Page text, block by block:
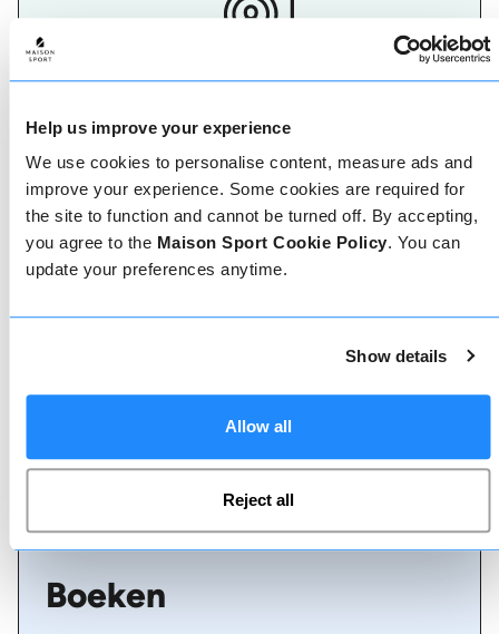
Help us improve your experience
We use cookies to personalise content, measure ads and
improve your experience. Some cookies are required for
the site to function and cannot be turned off. By accepting,
you agree to the Maison Sport Cookie Policy. You can
update your preferences anytime.
Show details
Allow all
Reject all
De beste herinneringen aan een skivakantie worden
juiste ski- of snowboardleraar te hebben. Vind
vandaag nog jouw skileraar.
Geverifieerde reviews
Meer dan 90% van onze reviews zijn 5 sterren. Lees
juiste leraar te kiezen. Boek lessen met een van
Boeken